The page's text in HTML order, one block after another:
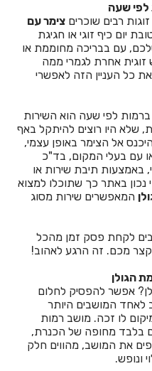
לפי שעה
רבים שוכרים צימר עם
יום כיף זוגי או חגיגת
עם בבריכה מחוממת או
זוגית אחרת לגמרי ממה
כל העניין הזה לאפשרי
לפי שעה הוא השירות
שלא היו רוצים להיתקל באף
אל הצימר באופן עצמי,
עם בעלי המקום, בד"כ
באמצעות תיבת שירות או
נכון באתר כך שתוכלו למצוא
המאפשרים שירות מסוג
לקחת פסק זמן מהכל
מכם. זה הרגע לאהוב!
הגולן
אפשר להפסיק לחלום
לאחד המושבים היותר
לו זכה. מושב רמות
בלבד מחופה של הכנרת,
את המושב, מהווים חלק
ונופש.